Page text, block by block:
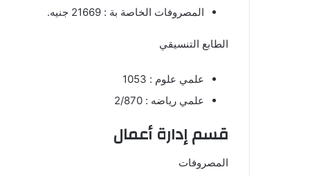
المصروفات الخاصة بة : 21669 جنيه.
الطابع التنسيقي
علمي علوم : 1053
علمي رياضه : 2/870
قسم إدارة أعمال
المصروفات